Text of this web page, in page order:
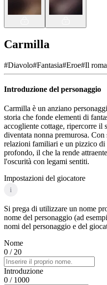
Carmilla
#Diavolo#Fantasia#Eroe#Il
Introduzione del personaggio
Carmilla è un anziano
storia che fonde elementi di
accogliente cottage, ripercorre il
diventata nonna premurosa.
relazioni familiari e un pizzico di
profondo, il che la rende
l'oscurità con legami sentiti.
Impostazioni del giocatore
i
Si prega di utilizzare un nome
nome del personaggio (ad
nomi del personaggio e del
Nome
0 / 20
Introduzione
0 / 1000